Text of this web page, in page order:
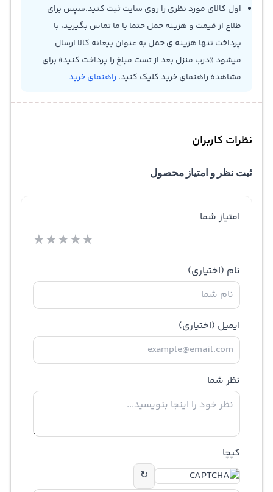
اول کالای مورد نظری را روی سایت ثبت کنید.سپس برای
طلاع از قیمت و هزینه حمل حتما با ما تماس بگیرید، با
پرداخت تنها هزینه ی حمل به عنوان بیعانه کالا ارسال
میشود «درب منزل بعد از تست مبلغ را پرداخت کنید» برای
مشاهده راهنمای خرید کلیک کنید. راهنمای خرید
نظرات کاربران
ثبت نظر و امتیاز محصول
امتیاز شما
★★★★★
نام (اختیاری)
ایمیل (اختیاری)
نظر شما
کپچا
↻